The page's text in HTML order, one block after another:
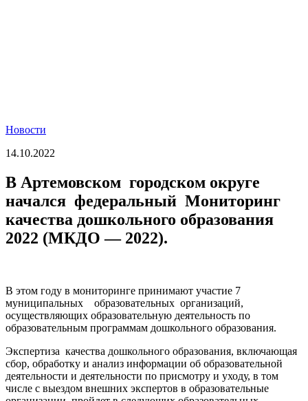
Новости
14.10.2022
В Артемовском городском округе
начался федеральный Мониторинг
качества дошкольного образования
2022 (МКДО — 2022).
В этом году в мониторинге принимают участие 7
муниципальных образовательных организаций,
осуществляющих образовательную деятельность по
образовательным программам дошкольного образования.
Экспертиза качества дошкольного образования, включающая
сбор, обработку и анализ информации об образовательной
деятельности и деятельности по присмотру и уходу, в том
числе с выездом внешних экспертов в образовательные